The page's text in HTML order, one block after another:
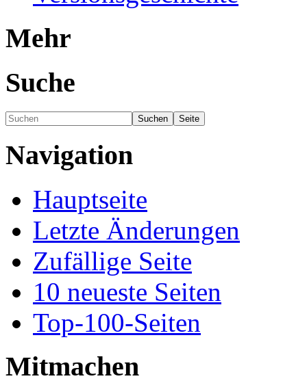
Mehr
Suche
Navigation
Hauptseite
Letzte Änderungen
Zufällige Seite
10 neueste Seiten
Top-100-Seiten
Mitmachen